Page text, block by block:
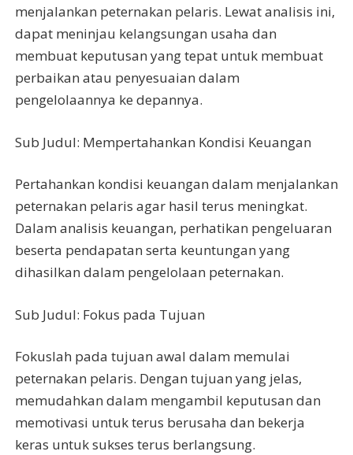
menjalankan peternakan pelaris. Lewat analisis ini,
dapat meninjau kelangsungan usaha dan
membuat keputusan yang tepat untuk membuat
perbaikan atau penyesuaian dalam
pengelolaannya ke depannya.
Sub Judul: Mempertahankan Kondisi Keuangan
Pertahankan kondisi keuangan dalam menjalankan
peternakan pelaris agar hasil terus meningkat.
Dalam analisis keuangan, perhatikan pengeluaran
beserta pendapatan serta keuntungan yang
dihasilkan dalam pengelolaan peternakan.
Sub Judul: Fokus pada Tujuan
Fokuslah pada tujuan awal dalam memulai
peternakan pelaris. Dengan tujuan yang jelas,
memudahkan dalam mengambil keputusan dan
memotivasi untuk terus berusaha dan bekerja
keras untuk sukses terus berlangsung.